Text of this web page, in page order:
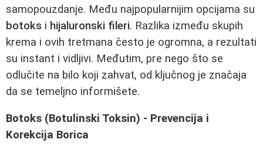
samopouzdanje. Među najpopularnijim opcijama su
botoks i hijaluronski fileri. Razlika između skupih
krema i ovih tretmana često je ogromna, a rezultati
su instant i vidljivi. Međutim, pre nego što se
odlučite na bilo koji zahvat, od ključnog je značaja
da se temeljno informišete.
Botoks (Botulinski Toksin) - Prevencija i
Korekcija Borica